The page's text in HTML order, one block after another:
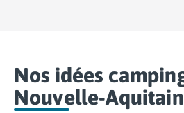
Nos idées
Nouvelle-